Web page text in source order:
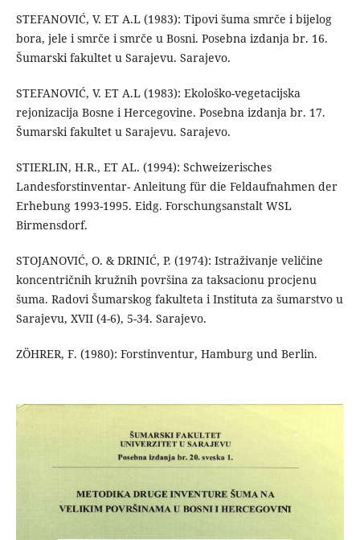
STEFANOVIĆ, V. ET A.L (1983): Tipovi šuma smrče i bijelog
bora, jele i smrče i smrče u Bosni. Posebna izdanja br. 16.
Šumarski fakultet u Sarajevu. Sarajevo.
STEFANOVIĆ, V. ET A.L (1983): Ekološko-vegetacijska
rejonizacija Bosne i Hercegovine. Posebna izdanja br. 17.
Šumarski fakultet u Sarajevu. Sarajevo.
STIERLIN, H.R., ET AL. (1994): Schweizerisches
Landesforstinventar- Anleitung für die Feldaufnahmen der
Erhebung 1993-1995. Eidg. Forschungsanstalt WSL
Birmensdorf.
STOJANOVIĆ, O. & DRINIĆ, P. (1974): Istraživanje veličine
koncentričnih kružnih površina za taksacionu procjenu
šuma. Radovi Šumarskog fakulteta i Instituta za šumarstvo u
Sarajevu, XVII (4-6), 5-34. Sarajevo.
ZÖHRER, F. (1980): Forstinventur, Hamburg und Berlin.